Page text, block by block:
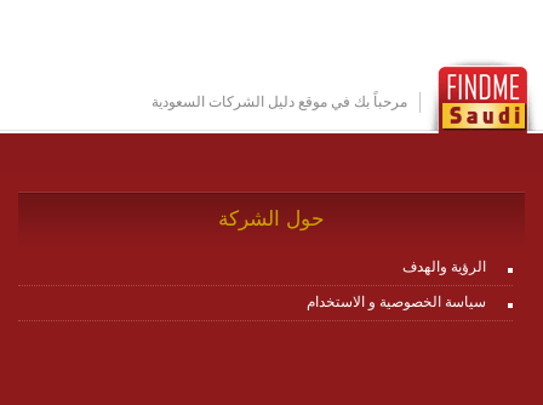
http://www.plutosms.com/zagel
مرحباً بك في موقع دليل الشركات السعودية
حول الشركة
الرؤية والهدف
سياسة الخصوصية و الاستخدام